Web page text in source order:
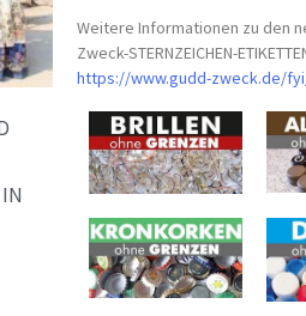
Weitere Informationen zu den
Zweck-STERNZEICHEN-
https://www.gudd-zweck.de/